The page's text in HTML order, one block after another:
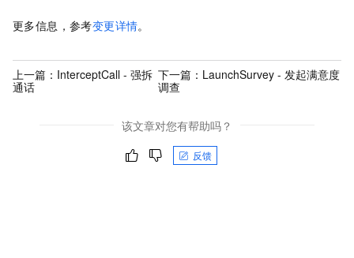
更多信息，参考变更详情。
上一篇： InterceptCall - 强拆
通话
下一篇： LaunchSurvey - 发起满意度
调查
该文章对您有帮助吗？
反馈